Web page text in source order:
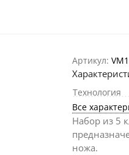
Артикул:
Технология
Все
Набор из 5
ножа.